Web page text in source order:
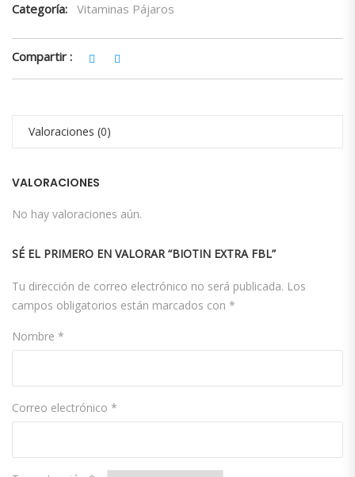
Categoría: Vitaminas Pájaros
Compartir :
Valoraciones (0)
VALORACIONES
No hay valoraciones aún.
SÉ EL PRIMERO EN VALORAR “BIOTIN EXTRA FBL”
Tu dirección de correo electrónico no será publicada. Los
campos obligatorios están marcados con *
Nombre *
Correo electrónico *